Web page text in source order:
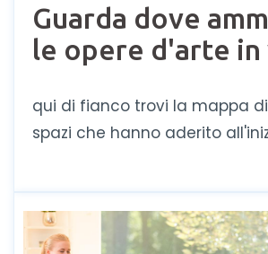
Guarda dove
le opere d'arte
qui di fianco trovi la mappa
spazi che hanno aderito